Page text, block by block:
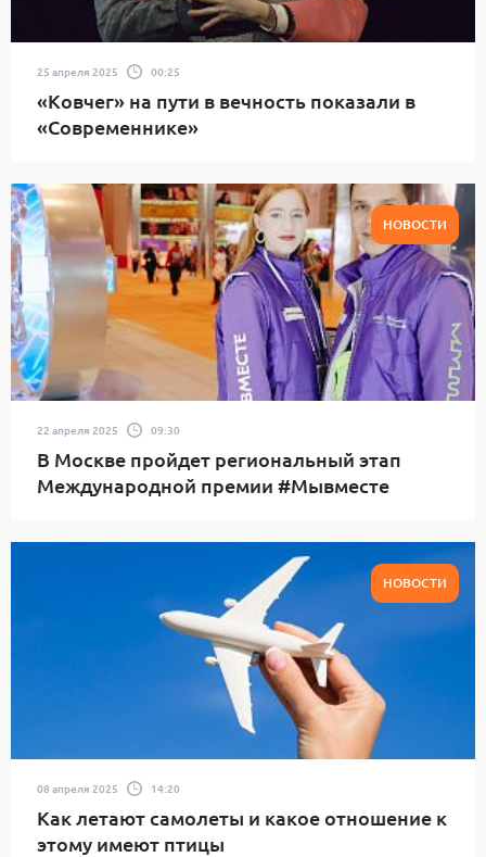
25 апреля 2025 00:25
«Ковчег» на пути в вечность показали в
«Современнике»
НОВОСТИ
22 апреля 2025 09:30
В Москве пройдет региональный этап
Международной премии #Мывместе
НОВОСТИ
08 апреля 2025 14:20
Как летают самолеты и какое отношение к
этому имеют птицы